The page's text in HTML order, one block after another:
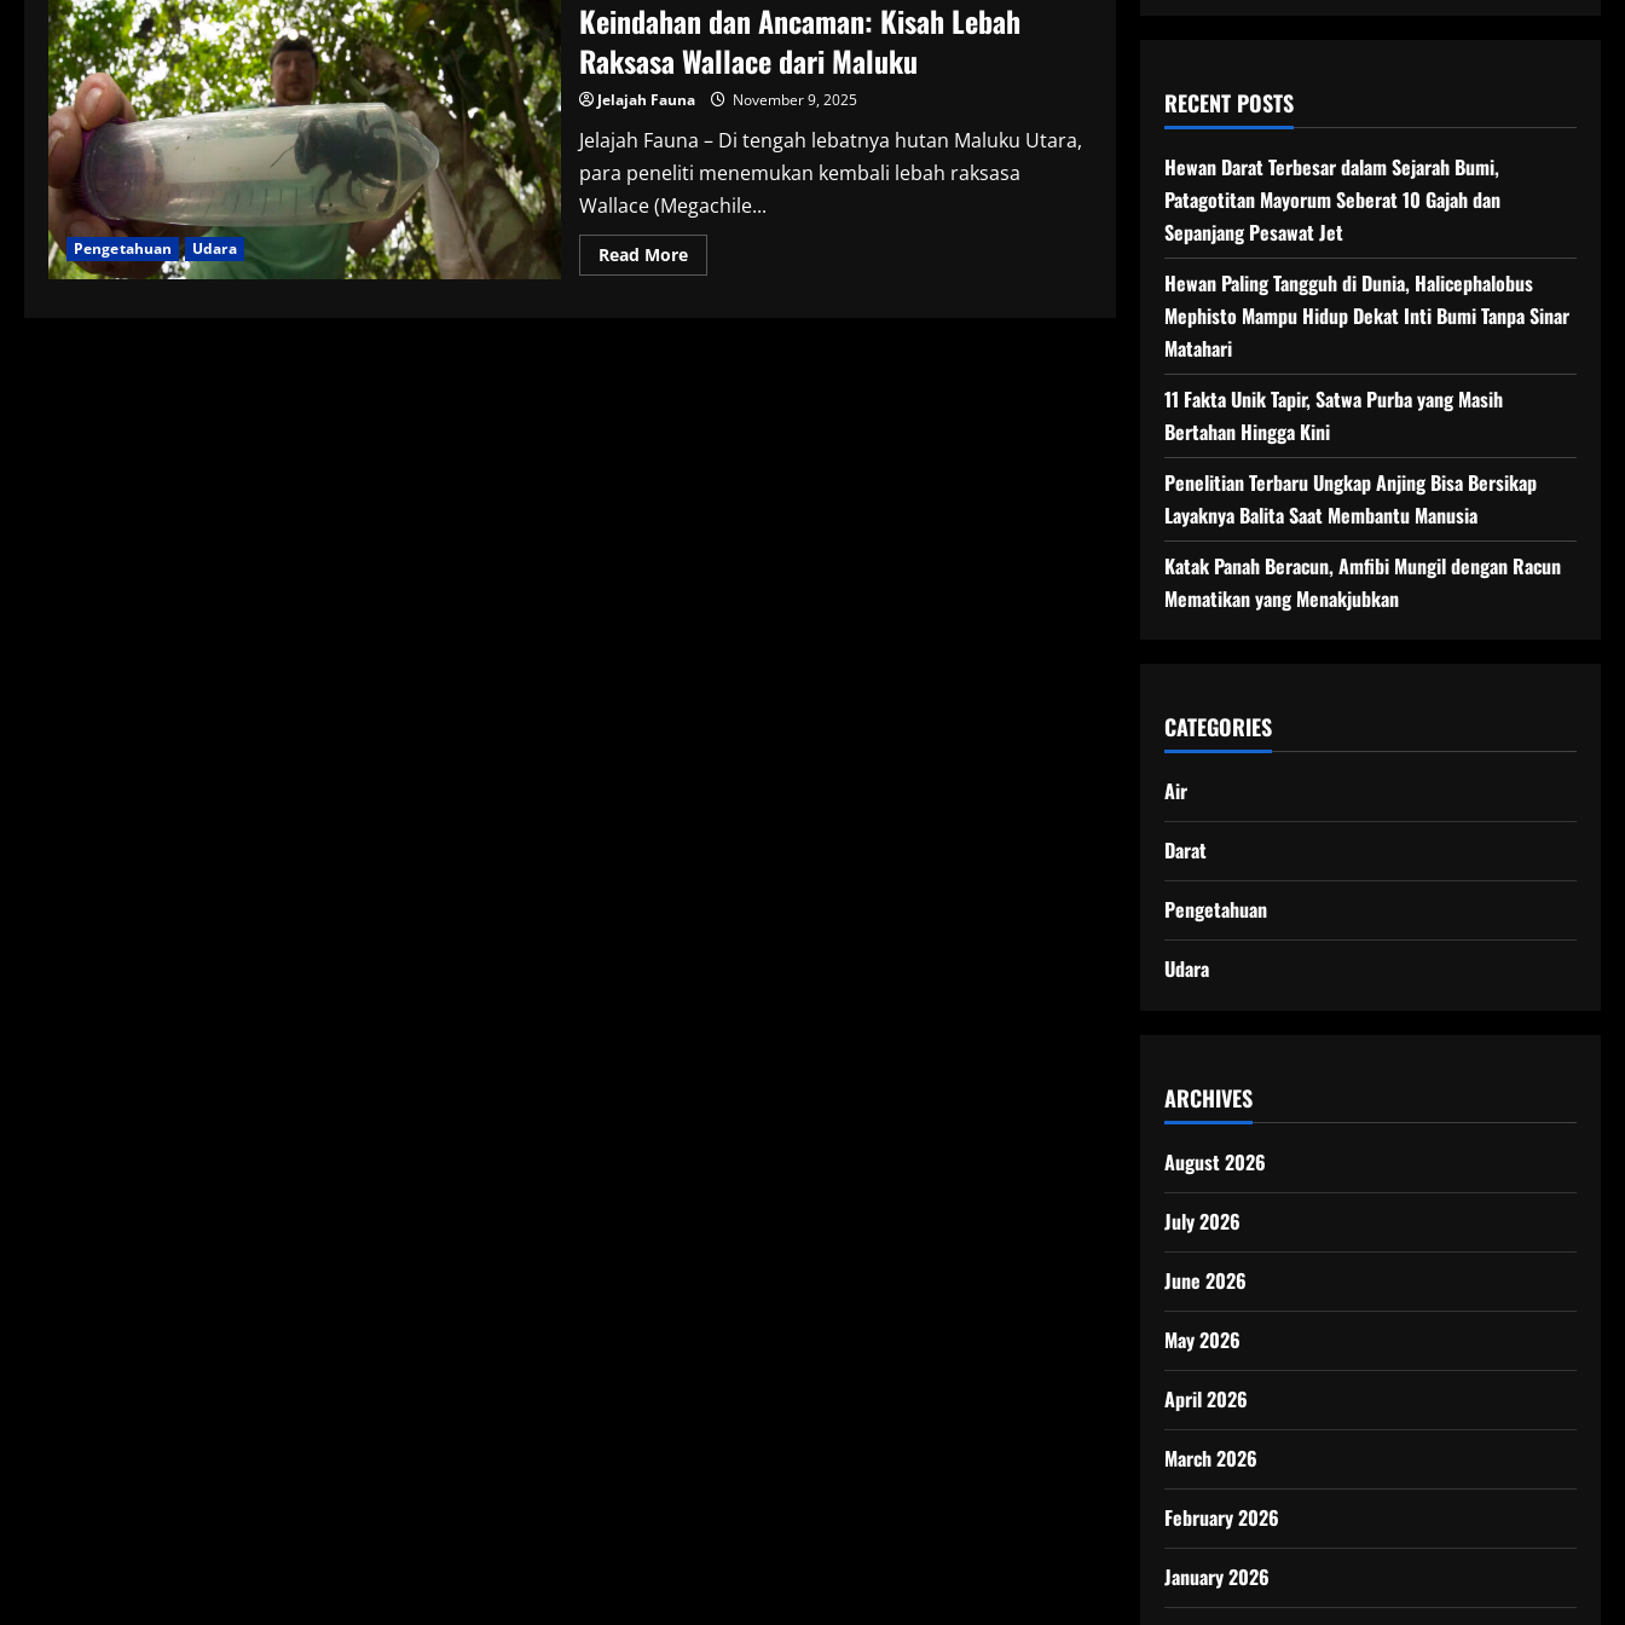
Pengetahuan Udara
Keindahan dan Ancaman: Kisah Lebah
Raksasa Wallace dari Maluku
Jelajah Fauna November 9, 2025
Jelajah Fauna – Di tengah lebatnya hutan Maluku Utara,
para peneliti menemukan kembali lebah raksasa
Wallace (Megachile...
Read MoreRead
more
RECENT POSTS
Hewan Darat Terbesar dalam Sejarah Bumi,
Patagotitan Mayorum Seberat 10 Gajah dan
Sepanjang Pesawat Jet
Hewan Paling Tangguh di Dunia, Halicephalobus
Mephisto Mampu Hidup Dekat Inti Bumi Tanpa Sinar
Matahari
11 Fakta Unik Tapir, Satwa Purba yang Masih
Bertahan Hingga Kini
Penelitian Terbaru Ungkap Anjing Bisa Bersikap
Layaknya Balita Saat Membantu Manusia
Katak Panah Beracun, Amfibi Mungil dengan Racun
Mematikan yang Menakjubkan
CATEGORIES
Air
Darat
Pengetahuan
Udara
ARCHIVES
August 2026
July 2026
June 2026
May 2026
April 2026
March 2026
February 2026
January 2026